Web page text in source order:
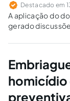
Destacado em
A aplicação do
gerado
homicídio